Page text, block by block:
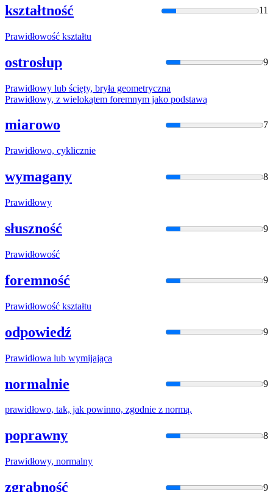
kształtność 11
Prawidłowość kształtu
ostrosłup 9
Prawidłowy lub ścięty, bryła geometryczna
Prawidłowy, z wielokątem foremnym jako podstawą
miarowo 7
Prawidłowo, cyklicznie
wymagany 8
Prawidłowy
słuszność 9
Prawidłowość
foremność 9
Prawidłowość kształtu
odpowiedź 9
Prawidłowa lub wymijająca
normalnie 9
prawidłowo, tak, jak powinno, zgodnie z normą.
poprawny 8
Prawidłowy, normalny
zgrabność 9